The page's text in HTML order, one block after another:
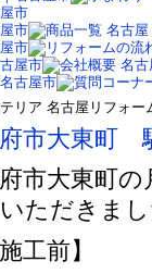
リア 名古屋リフォ
市大東町
市大東町
ただきま
施工前】